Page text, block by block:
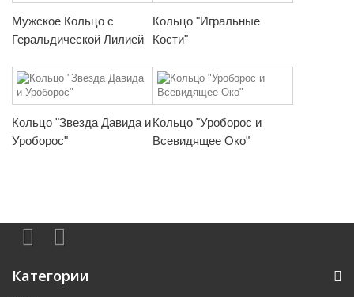
Мужское Кольцо с
Геральдической Лилией
Кольцо "Игральные
Кости"
Кольцо "Звезда Давида и
Уроборос"
Кольцо "Уроборос и
Всевидящее Око"
Категории